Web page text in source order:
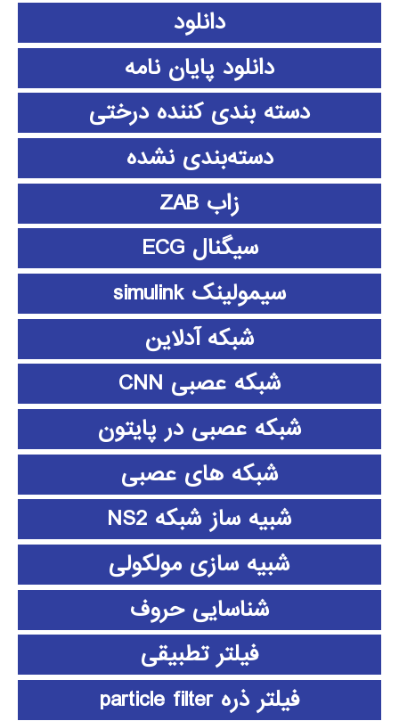
دانلود
دانلود پايان نامه
دسته بندی کننده درختی
دسته‌بندی نشده
زاب ZAB
سیگنال ECG
سیمولینک simulink
شبکه آدلاین
شبکه عصبی CNN
شبکه عصبی در پایتون
شبکه های عصبی
شبیه ساز شبکه NS2
شبیه سازی مولکولی
شناسایی حروف
فیلتر تطبیقی
فیلتر ذره particle filter